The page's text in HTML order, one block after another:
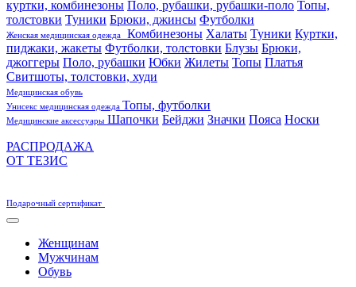
куртки, комбинезоны Поло, рубашки, рубашки-поло Топы,
толстовки Туники Брюки, джинсы Футболки
Женская медицинская одежда Комбинезоны Халаты Туники Куртки,
пиджаки, жакеты Футболки, толстовки Блузы Брюки,
джоггеры Поло, рубашки Юбки Жилеты Топы Платья
Свитшоты, толстовки, худи
Медицинская обувь
Унисекс медицинская одежда Топы, футболки
Медицинские аксессуары Шапочки Бейджи Значки Пояса Носки
РАСПРОДАЖА
ОТ ТЕЗИС
Подарочный сертификат
Женщинам
Мужчинам
Обувь